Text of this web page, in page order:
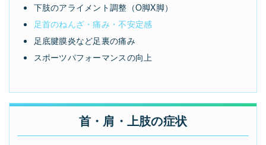
下肢のアライメント調整（O脚X脚）
足首のねんざ・痛み・不安定感
足底腱膜炎など足裏の痛み
スポーツパフォーマンスの向上
首・肩・上肢の症状